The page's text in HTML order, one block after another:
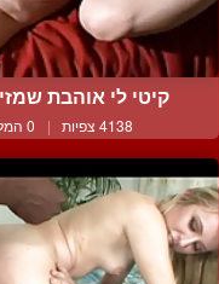
קיטי לי אוהבת
4138 צפיות | 0 המלצות